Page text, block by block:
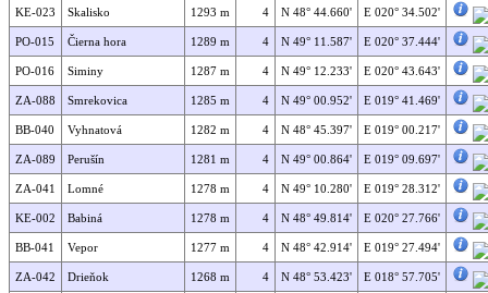
KE-023 Skalisko 1293 m 4 N 48° 44.660' E 020° 34.502'
PO-015 Čierna hora 1289 m 4 N 49° 11.587' E 020° 37.444'
PO-016 Siminy 1287 m 4 N 49° 12.233' E 020° 43.643'
ZA-088 Smrekovica 1285 m 4 N 49° 00.952' E 019° 41.469'
BB-040 Vyhnatová 1282 m 4 N 48° 45.397' E 019° 00.217'
ZA-089 Perušín 1281 m 4 N 49° 00.864' E 019° 09.697'
ZA-041 Lomné 1278 m 4 N 49° 10.280' E 019° 28.312'
KE-002 Babiná 1278 m 4 N 48° 49.814' E 020° 27.766'
BB-041 Vepor 1277 m 4 N 48° 42.914' E 019° 27.494'
ZA-042 Drieňok 1268 m 4 N 48° 53.423' E 018° 57.705'